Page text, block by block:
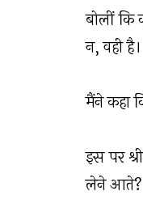
बोलीं
न, वही है।
मैंने कहा
इस पर
लेने आते?